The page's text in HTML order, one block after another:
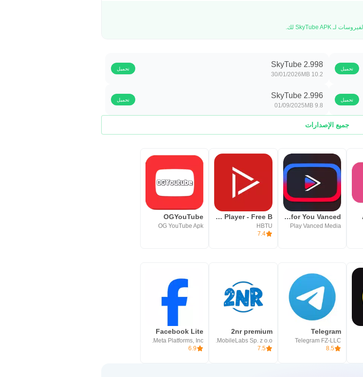
تحميل SkyTube 2.998
10.2 MB
30/01/2026
تحميل
تحميل SkyTube 2.996
9.8 MB
01/09/2025
تحميل
جميع الإصدارات
Vanced Tube - Block All Ads for You Vanced
Play Vanced Media
HBTube - Video Player - Free B
HBTU
7.4
OGYouTube
OG YouTube Apk
Telegram
Telegram FZ-LLC
8.5
2nr premium
MobileLabs Sp. z o.o.
7.5
Facebook Lite
Meta Platforms, Inc.
6.9